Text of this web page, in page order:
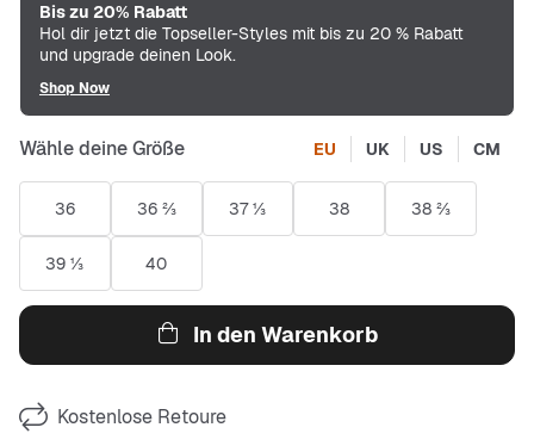
Bis zu 20% Rabatt
Hol dir jetzt die Topseller-Styles mit bis zu 20 % Rabatt
und upgrade deinen Look.
Shop Now
Wähle deine Größe EU UK US CM
36 36 ⅔ 37 ⅓ 38 38 ⅔
39 ⅓ 40
In den Warenkorb
Kostenlose Retoure